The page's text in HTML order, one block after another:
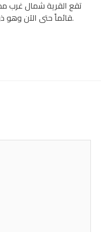
قائماً حتى الآن وهو ذو تصميم منفرد من نوعه يتميز بسماكة جدرانه ووسع أجزاءه وكثافة أبوابه الخشبية، وتحتوي القري علي بيوت وممرات وأشجار تحيط بالمكان التراثي الأصيل الذي يحكي قصة الأجداد.